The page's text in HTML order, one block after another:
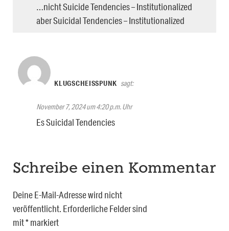
…nicht Suicide Tendencies – Institutionalized
aber Suicidal Tendencies – Institutionalized
KLUGSCHEISSPUNK sagt:
November 7, 2024 um 4:20 p.m. Uhr
Es Suicidal Tendencies
Schreibe einen Kommentar
Deine E-Mail-Adresse wird nicht
veröffentlicht. Erforderliche Felder sind
mit*markiert